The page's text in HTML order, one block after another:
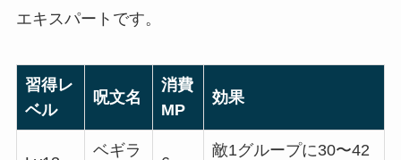
エキスパートです。
習得レ
ベル
呪文名
消費
MP
効果
ベギラ
敵1グループに30〜42